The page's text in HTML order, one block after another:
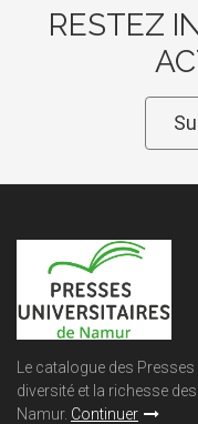
RESTEZ
Le catalogue des
diversité et la richesse
Namur. Continuer